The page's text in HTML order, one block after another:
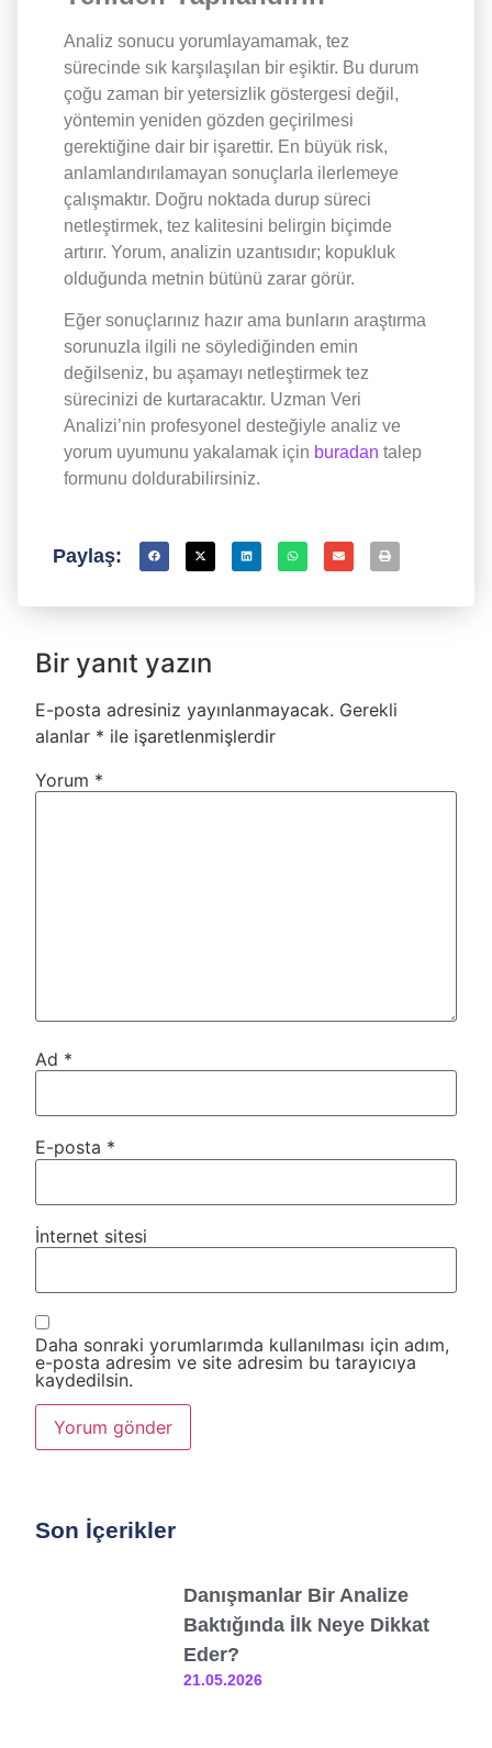
Analiz sonucu yorumlayamamak, tez
sürecinde sık karşılaşılan bir eşiktir. Bu durum
çoğu zaman bir yetersizlik göstergesi değil,
yöntemin yeniden gözden geçirilmesi
gerektiğine dair bir işarettir. En büyük risk,
anlamlandırılamayan sonuçlarla ilerlemeye
çalışmaktır. Doğru noktada durup süreci
netleştirmek, tez kalitesini belirgin biçimde
artırır. Yorum, analizin uzantısıdır; kopukluk
olduğunda metnin bütünü zarar görür.
Eğer sonuçlarınız hazır ama bunların araştırma
sorunuzla ilgili ne söylediğinden emin
değilseniz, bu aşamayı netleştirmek tez
sürecinizi de kurtaracaktır. Uzman Veri
Analizi’nin profesyonel desteğiyle analiz ve
yorum uyumunu yakalamak için buradan talep
formunu doldurabilirsiniz.
Paylaş:
Bir yanıt yazın
E-posta adresiniz yayınlanmayacak. Gerekli
alanlar * ile işaretlenmişlerdir
Yorum *
Ad *
E-posta *
İnternet sitesi
Daha sonraki yorumlarımda kullanılması için adım,
e-posta adresim ve site adresim bu tarayıcıya
kaydedilsin.
Son İçerikler
Danışmanlar Bir Analize
Baktığında İlk Neye Dikkat
Eder?
21.05.2026